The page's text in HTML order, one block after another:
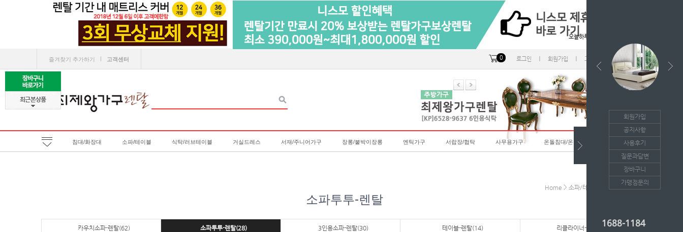
오늘하루 열지않음
즐겨찾기 추가하기 ㅣ 고객센터 0 로그인 회원가입 고객센터 ㅣ 마이페이지
침대/화장대 소파/테이블 식탁/러브테이블 거실드레스 서재/주니어가구 장롱/붙박이장롱 엔틱가구 서랍장/협탁 사무용가구 온돌침대/온돌소파
Home > 소파/테이블 소파투투-렌탈
소파투투-렌탈
카우치소파-렌탈(62) 소파투투-렌탈(28) 3인용소파-렌탈(30) 테이블-렌탈(14) 리클라이너-렌탈(21)
회원가입
공지사항
사용후기
질문과답변
장바구니
가맹점문의
1688-1184